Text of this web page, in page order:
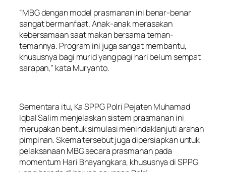
“MBG dengan model prasmanan ini benar-benar
sangat bermanfaat. Anak-anak merasakan
kebersamaan saat makan bersama teman-
temannya. Program ini juga sangat membantu,
khususnya bagi murid yang pagi hari belum sempat
sarapan,” kata Muryanto.
Sementara itu, Ka SPPG Polri Pejaten Muhamad
Iqbal Salim menjelaskan sistem prasmanan ini
merupakan bentuk simulasi menindaklanjuti arahan
pimpinan. Skema tersebut juga dipersiapkan untuk
pelaksanaan MBG secara prasmanan pada
momentum Hari Bhayangkara, khususnya di SPPG